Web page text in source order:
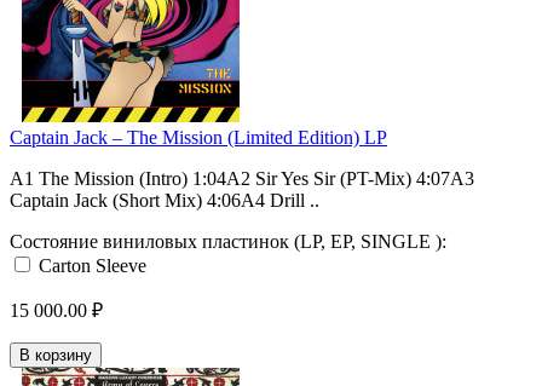
Captain Jack – The Mission (Limited Edition) LP
A1 The Mission (Intro) 1:04A2 Sir Yes Sir (PT-Mix) 4:07A3
Captain Jack (Short Mix) 4:06A4 Drill ..
Состояние виниловых пластинок (LP, EP, SINGLE ):
Carton Sleeve
15 000.00 ₽
В корзину